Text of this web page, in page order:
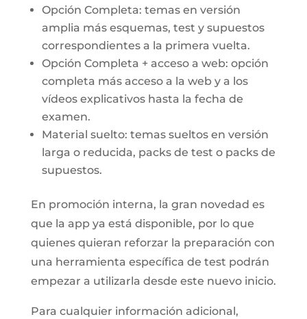
Opción Completa: temas en versión
amplia más esquemas, test y supuestos
correspondientes a la primera vuelta.
Opción Completa + acceso a web: opción
completa más acceso a la web y a los
vídeos explicativos hasta la fecha de
examen.
Material suelto: temas sueltos en versión
larga o reducida, packs de test o packs de
supuestos.
En promoción interna, la gran novedad es
que la app ya está disponible, por lo que
quienes quieran reforzar la preparación con
una herramienta específica de test podrán
empezar a utilizarla desde este nuevo inicio.
Para cualquier información adicional,